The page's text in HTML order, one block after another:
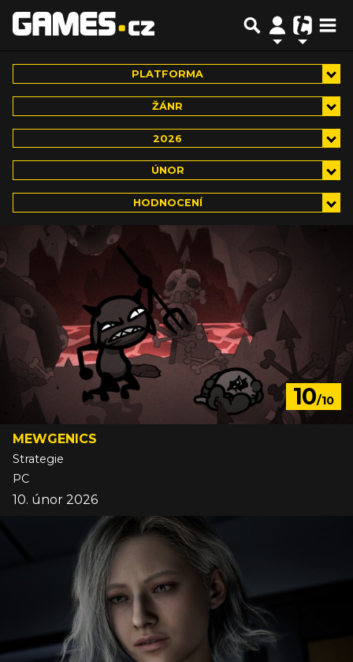
PLATFORMA
ŽÁNR
2026
ÚNOR
HODNOCENÍ
10/10
MEWGENICS
Strategie
PC
10. únor 2026